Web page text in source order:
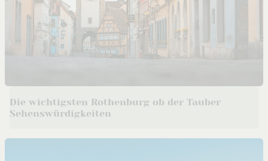
Die wichtigsten Rothenburg ob der Tauber
Sehenswürdigkeiten